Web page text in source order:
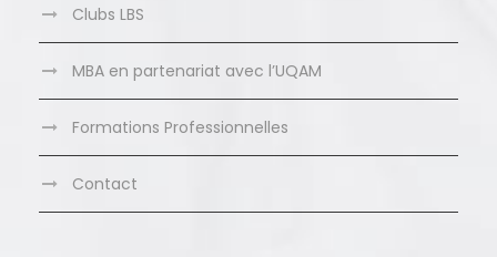
Clubs LBS
MBA en partenariat avec l’UQAM
Formations Professionnelles
Contact